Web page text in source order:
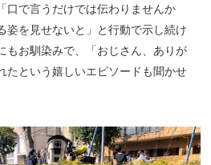
口で言うだけでは伝わりませんか
姿を見せないと」と行動で示し続け
もお馴染みで、「おじさん、ありが
たという嬉しいエピソードも聞かせ